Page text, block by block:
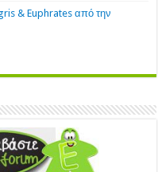
& Euphrates από την